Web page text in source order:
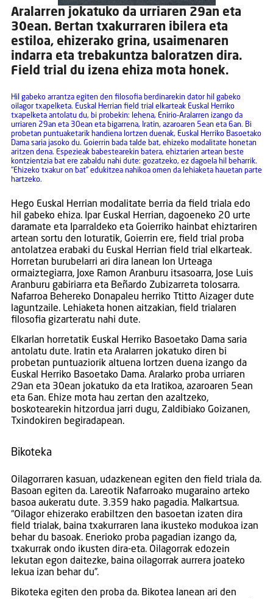
Aralarren jokatuko da urriaren 29an eta
30ean. Bertan txakurraren ibilera eta
estiloa, ehizerako grina, usaimenaren
indarra eta trebakuntza baloratzen dira.
Field trial du izena ehiza mota honek.
Hil gabeko arrantza egiten den filosofia berdinarekin dator hil gabeko
oilagor txapelketa. Euskal Herrian field trial elkarteak Euskal Herriko
txapelketa antolatu du, bi probekin: lehena, Enirio-Aralarren izango da
urriaren 29an eta 30ean eta bigarrena, Iratin, azaroaren 5ean eta 6an. Bi
probetan puntuaketarik handiena lortzen duenak, Euskal Herriko Basoetako
Dama saria jasoko du. Goierrin bada talde bat, ehizeko modalitate honetan
aritzen dena. Espezieak babestearekin batera, ehiztarien artean beste
kontzientzia bat ere zabaldu nahi dute: gozatzeko, ez dagoela hil beharrik.
“Ehizeko txakur on bat” edukitzea nahikoa omen da lehiaketa hauetan parte
hartzeko.
Hego Euskal Herrian modalitate berria da field triala edo
hil gabeko ehiza. Ipar Euskal Herrian, dagoeneko 20 urte
daramate eta Iparraldeko eta Goierriko hainbat ehiztariren
artean sortu den loturatik, Goierrin ere, field trial proba
antolatzea erabaki du Euskal Herrian field trial elkarteak.
Horretan burubelarri ari dira lanean Ion Urteaga
ormaiztegiarra, Joxe Ramon Aranburu itsasoarra, Jose Luis
Aranburu gabiriarra eta Beñardo Zubizarreta tolosarra.
Nafarroa Behereko Donapaleu herriko Ttitto Aizager dute
laguntzaile. Lehiaketa honen aitzakian, field trialaren
filosofia gizarteratu nahi dute.
Elkarlan horretatik Euskal Herriko Basoetako Dama saria
antolatu dute. Iratin eta Aralarren jokatuko diren bi
probetan puntuaziorik altuena lortzen duena izango da
Euskal Herriko Basoetako Dama. Aralarko proba urriaren
29an eta 30ean jokatuko da eta Iratikoa, azaroaren 5ean
eta 6an. Ehize mota hau zertan den azaltzeko,
boskotearekin hitzordua jarri dugu, Zaldibiako Goizanen,
Txindokiren begiradapean.
Bikoteka
Oilagorraren kasuan, udazkenean egiten den field triala da.
Basoan egiten da. Lareotik Nafarroako mugaraino arteko
basoa aukeratu dute. 3.359 hako pagadia. Malkartsua.
“Oilagor ehizerako erabiltzen den basoetan izaten dira
field trialak, baina txakurraren lana ikusteko modukoa izan
behar du basoak. Enerioko proba pagadian izango da,
txakurrak ondo ikusten dira-eta. Oilagorrak edozein
lekutan egon daitezke, baina oilagorrak aurrera joateko
lekua izan behar du”.
Bikoteka egiten den proba da. Bikotea lanean ari den